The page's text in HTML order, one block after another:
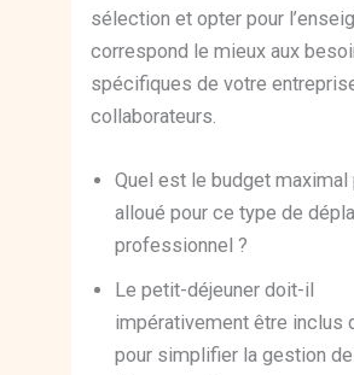
sélection et opter pour
correspond le mieux aux
spécifiques de votre
collaborateurs.
Quel est le budget maximal
alloué pour ce type de
professionnel ?
Le petit-déjeuner doit-il
impérativement être inclus
pour simplifier la gestion